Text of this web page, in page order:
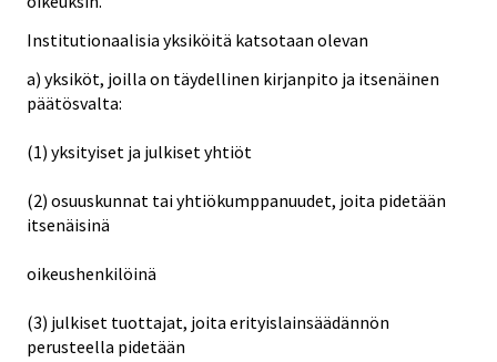
Institutionaalisia yksiköitä katsotaan olevan
a) yksiköt, joilla on täydellinen kirjanpito ja itsenäinen
päätösvalta:
(1) yksityiset ja julkiset yhtiöt
(2) osuuskunnat tai yhtiökumppanuudet, joita pidetään
itsenäisinä
oikeushenkilöinä
(3) julkiset tuottajat, joita erityislainsäädännön
perusteella pidetään